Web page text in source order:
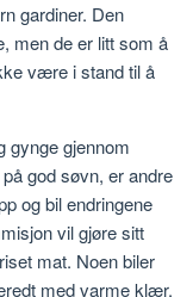
gardiner. Den
men de er litt som å
være i stand til å
gynge gjennom
god søvn, er andre
og bil endringene
vil gjøre sitt
mat. Noen biler
med varme klær.